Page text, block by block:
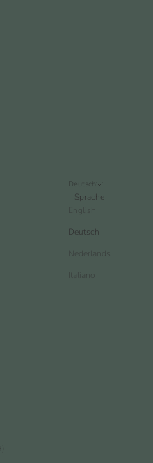
Deutsch
Sprache
English
Deutsch
Nederlands
Italiano